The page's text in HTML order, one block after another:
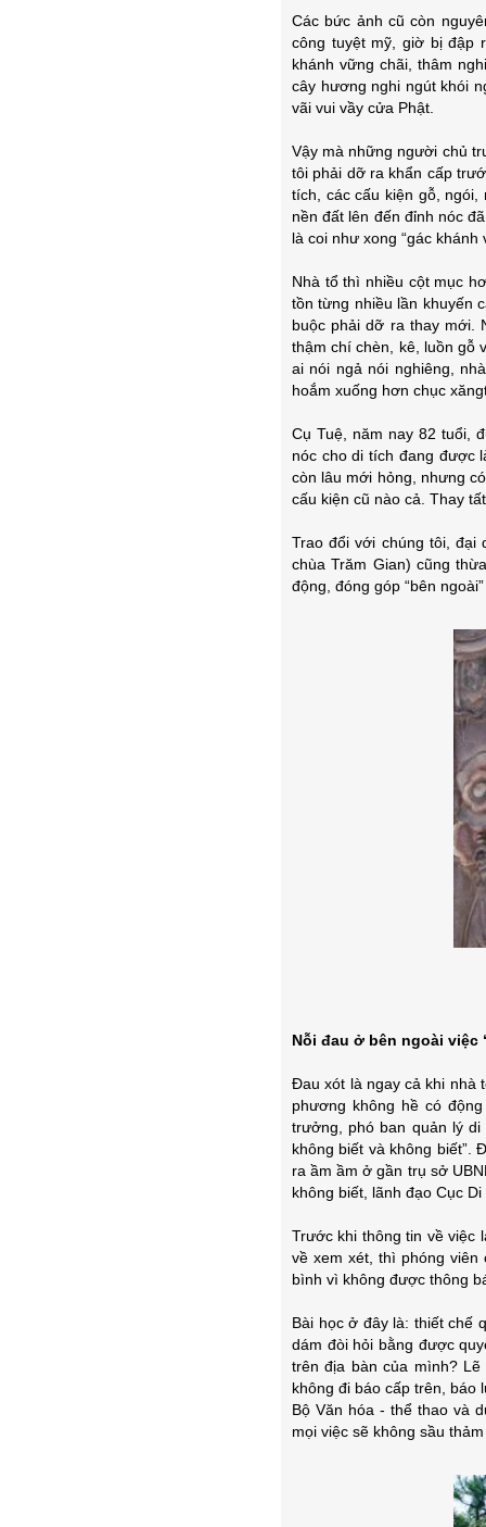
Các bức ảnh cũ còn
công tuyệt mỹ, giờ bị đập
khánh vững chãi, thâm
cây hương nghi ngút khói
vãi vui vầy cửa Phật.
Vậy mà những người chủ
tôi phải dỡ ra khẩn cấp
tích, các cấu kiện gỗ,
nền đất lên đến đỉnh nóc
là coi như xong “gác khánh
Nhà tổ thì nhiều cột mục
tồn từng nhiều lần khuyến
buộc phải dỡ ra thay mới.
thậm chí chèn, kê, luồn gỗ
ai nói ngả nói nghiêng,
hoắm xuống hơn chục
Cụ Tuệ, năm nay 82 tuổi,
nóc cho di tích đang được
còn lâu mới hỏng, nhưng
cấu kiện cũ nào cả. Thay
Trao đổi với chúng tôi, đại
chùa Trăm Gian) cũng
động, đóng góp “bên
Nỗi đau ở bên ngoài việc
Đau xót là ngay cả khi nhà
phương không hề có
trưởng, phó ban quản lý di
không biết và không biết”.
ra ầm ầm ở gần trụ sở
không biết, lãnh đạo Cục
Trước khi thông tin về việc
về xem xét, thì phóng
bình vì không được thông
Bài học ở đây là: thiết chế
dám đòi hỏi bằng được
trên địa bàn của mình?
không đi báo cấp trên, báo
Bộ Văn hóa - thể thao và
mọi việc sẽ không sầu